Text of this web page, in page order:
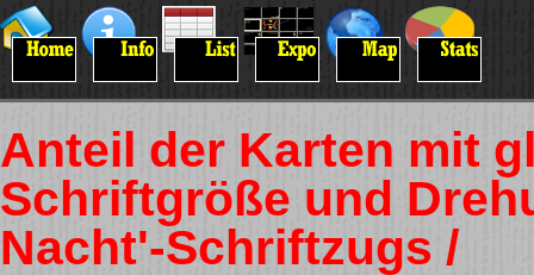
Anteil der Karten mit
Schriftgröße und
Nacht'-Schriftzugs /